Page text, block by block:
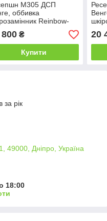
М305 ДСП
оббивка
Reinbow-
з гудзиками (Markson
₴
Купити
20
за рік
49000, Дніпро, Україна
18:00